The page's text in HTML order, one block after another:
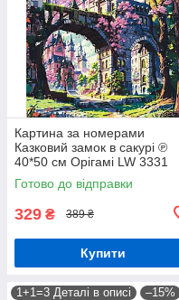
Картина за номерами
Казковий замок в сакурі ℗
40*50 см Орігамі LW 3331
Готово до відправки
329 ₴ 389 ₴
Купити
1+1=3 Деталі в описі –15%